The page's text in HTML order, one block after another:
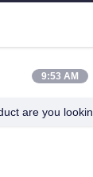
e...
9:53 AM
are you